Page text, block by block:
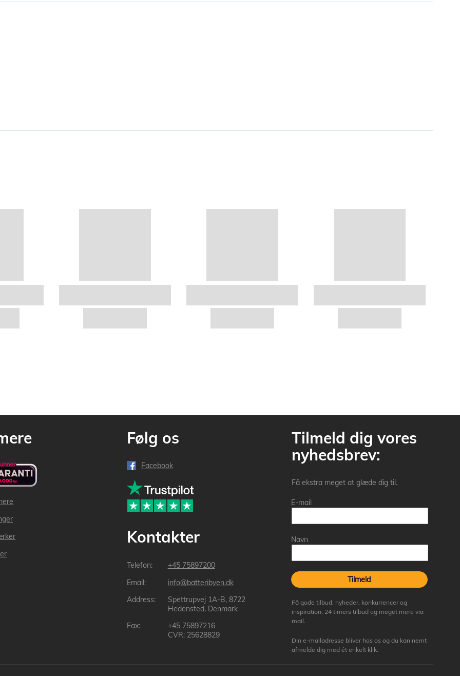
Følg os
Facebook
Kontakter
+45 75897200
info@batteribyen.dk
Spettrupvej 1A-B, 8722
Hedensted, Denmark
+45 75897216
CVR: 25628829
Tilmeld dig vores
nyhedsbrev:
Få ekstra meget at glæde dig til.
E-mail
Navn
Tilmeld
Få gode tilbud, nyheder, konkurrencer og
inspiration, 24 timers tilbud og meget mere via
mail.
Din e-mailadresse bliver hos os og du kan nemt
afmelde dig med ét enkelt klik.